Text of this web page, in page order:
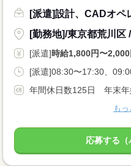
[派遣]設計、CADオペ
[勤務地]/東京都荒川区
[派遣]時給1,800円〜2,000
[派遣]08:30〜17:30、
も
応募する（